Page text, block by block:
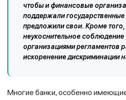
чтобы и финансовые
поддержали
предложили свои. Кроме
неукоснительное
организациями регламентов
искоренение дискриминации
Многие банки, особенно